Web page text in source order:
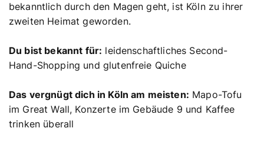
bekanntlich durch den Magen geht, ist Köln zu ihrer
zweiten Heimat geworden.
Du bist bekannt für: leidenschaftliches Second-
Hand-Shopping und glutenfreie Quiche
Das vergnügt dich in Köln am meisten: Mapo-Tofu
im Great Wall, Konzerte im Gebäude 9 und Kaffee
trinken überall